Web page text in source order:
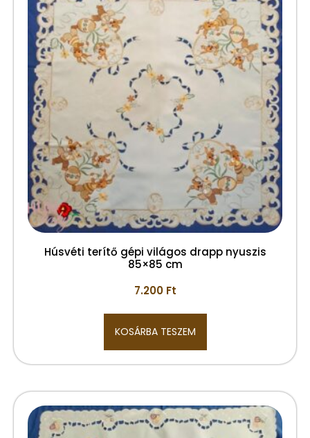
Húsvéti terítő gépi világos drapp nyuszis
85×85 cm
7.200 Ft
KOSÁRBA TESZEM